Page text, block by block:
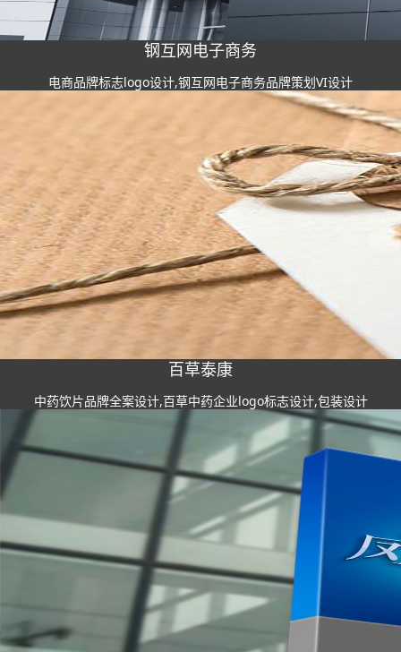
钢互网电子商务
电商品牌标志logo设计,钢互网电子商务品牌策划VI设计
百草泰康
中药饮片品牌全案设计,百草中药企业logo标志设计,包装设计